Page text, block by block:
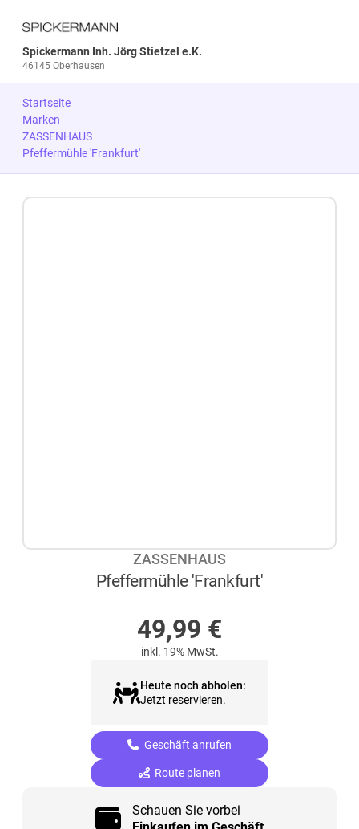
Spickermann Inh. Jörg Stietzel e.K.
46145 Oberhausen
Startseite
Marken
ZASSENHAUS
Pfeffermühle 'Frankfurt'
ZASSENHAUS
Pfeffermühle 'Frankfurt'
49,99 €
inkl. 19% MwSt.
Heute noch abholen:
Jetzt reservieren.
Geschäft anrufen
Route planen
Schauen Sie vorbei